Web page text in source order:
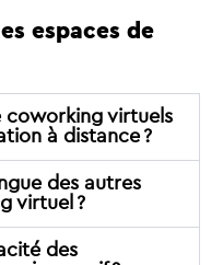
espaces de
coworking virtuels
à distance ?
des autres
virtuel ?
des